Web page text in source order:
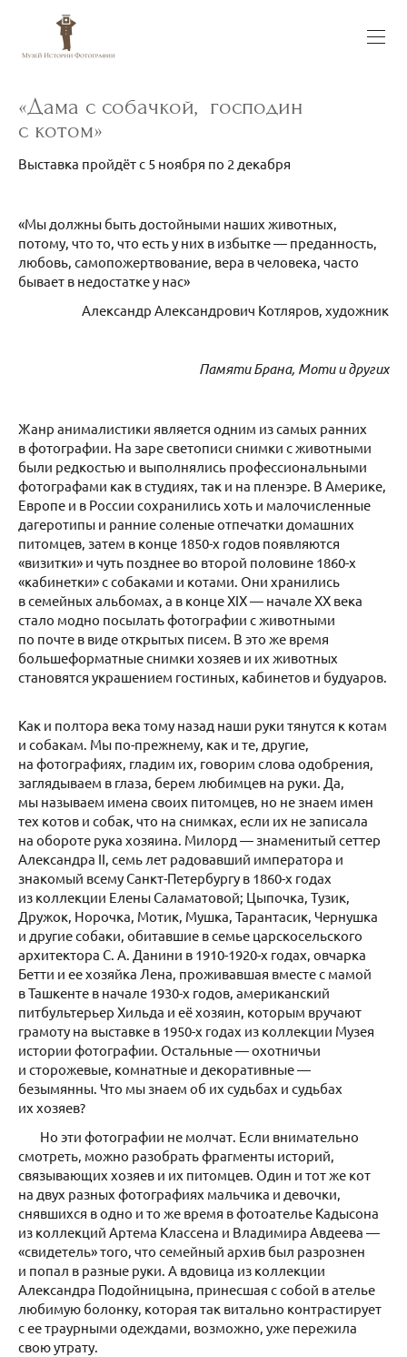
«Дама с собачкой, господин
с котом»
Выставка пройдёт с 5 ноября по 2 декабря
«Мы должны быть достойными наших животных,
потому, что то, что есть у них в избытке — преданность,
любовь, самопожертвование, вера в человека, часто
бывает в недостатке у нас»
Александр Александрович Котляров, художник
Памяти Брана, Моти и других
Жанр анималистики является одним из самых ранних
в фотографии. На заре светописи снимки с животными
были редкостью и выполнялись профессиональными
фотографами как в студиях, так и на пленэре. В Америке,
Европе и в России сохранились хоть и малочисленные
дагеротипы и ранние соленые отпечатки домашних
питомцев, затем в конце 1850-х годов появляются
«визитки» и чуть позднее во второй половине 1860-х
«кабинетки» с собаками и котами. Они хранились
в семейных альбомах, а в конце ХIХ — начале ХХ века
стало модно посылать фотографии с животными
по почте в виде открытых писем. В это же время
большеформатные снимки хозяев и их животных
становятся украшением гостиных, кабинетов и будуаров.
Как и полтора века тому назад наши руки тянутся к котам
и собакам. Мы по-прежнему, как и те, другие,
на фотографиях, гладим их, говорим слова одобрения,
заглядываем в глаза, берем любимцев на руки. Да,
мы называем имена своих питомцев, но не знаем имен
тех котов и собак, что на снимках, если их не записала
на обороте рука хозяина. Милорд — знаменитый сеттер
Александра II, семь лет радовавший императора и
знакомый всему Санкт-Петербургу в 1860-х годах
из коллекции Елены Саламатовой; Цыпочка, Тузик,
Дружок, Норочка, Мотик, Мушка, Тарантасик, Чернушка
и другие собаки, обитавшие в семье царскосельского
архитектора С. А. Данини в 1910-1920-х годах, овчарка
Бетти и ее хозяйка Лена, проживавшая вместе с мамой
в Ташкенте в начале 1930-х годов, американский
питбультерьер Хильда и её хозяин, которым вручают
грамоту на выставке в 1950-х годах из коллекции Музея
истории фотографии. Остальные — охотничьи
и сторожевые, комнатные и декоративные —
безымянны. Что мы знаем об их судьбах и судьбах
их хозяев?
Но эти фотографии не молчат. Если внимательно
смотреть, можно разобрать фрагменты историй,
связывающих хозяев и их питомцев. Один и тот же кот
на двух разных фотографиях мальчика и девочки,
снявшихся в одно и то же время в фотоателье Кадысона
из коллекций Артема Классена и Владимира Авдеева —
«свидетель» того, что семейный архив был разрознен
и попал в разные руки. А вдовица из коллекции
Александра Подойницына, принесшая с собой в ателье
любимую болонку, которая так витально контрастирует
с ее траурными одеждами, возможно, уже пережила
свою утрату.